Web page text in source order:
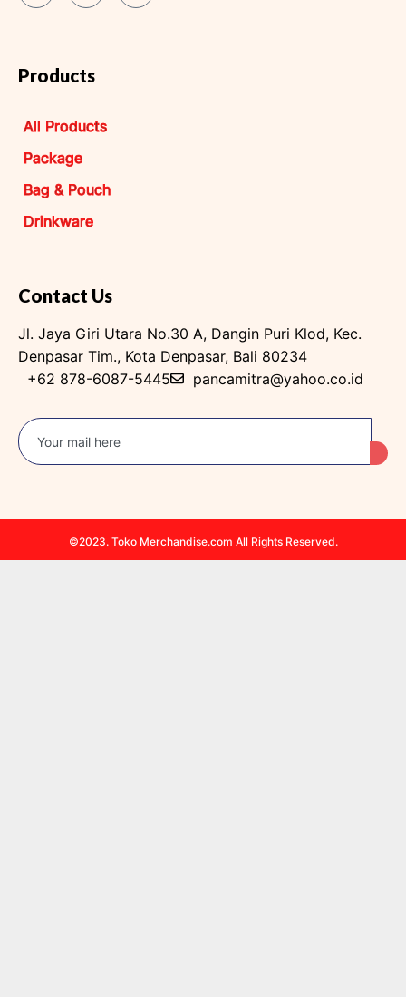
Products
All Products
Package
Bag & Pouch
Drinkware
Contact Us
Jl. Jaya Giri Utara No.30 A, Dangin Puri Klod, Kec.
Denpasar Tim., Kota Denpasar, Bali 80234
+62 878-6087-5445
pancamitra@yahoo.co.id
©2023. Toko Merchandise.com All Rights Reserved.